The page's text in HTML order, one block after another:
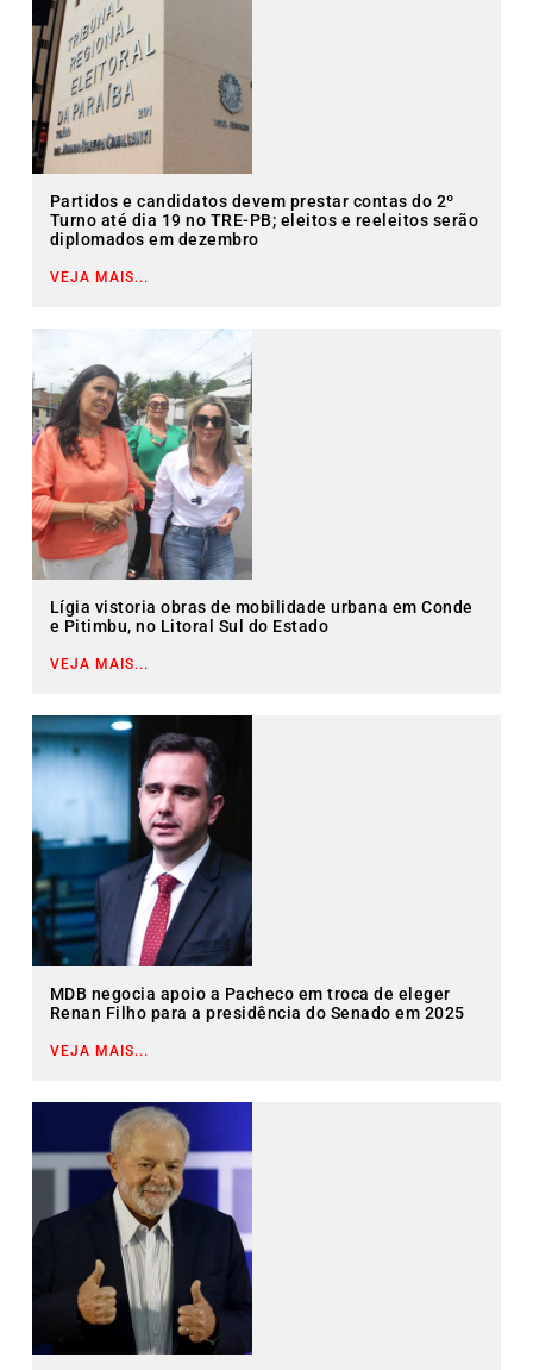
Partidos e candidatos devem prestar contas do 2º
Turno até dia 19 no TRE-PB; eleitos e reeleitos serão
diplomados em dezembro
VEJA MAIS...
Lígia vistoria obras de mobilidade urbana em Conde
e Pitimbu, no Litoral Sul do Estado
VEJA MAIS...
MDB negocia apoio a Pacheco em troca de eleger
Renan Filho para a presidência do Senado em 2025
VEJA MAIS...